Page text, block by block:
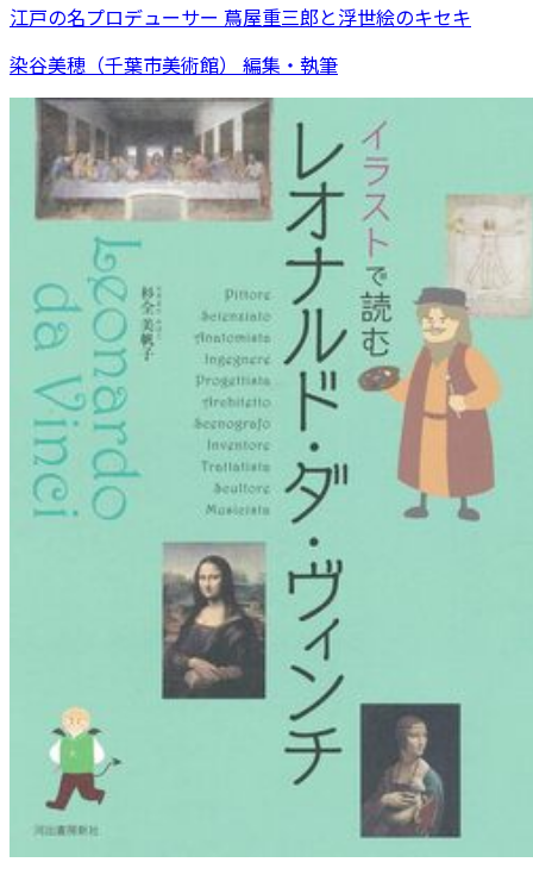
江戸の名プロデューサー 蔦屋重三郎と浮世絵のキセキ
染谷美穂（千葉市美術館） 編集・執筆